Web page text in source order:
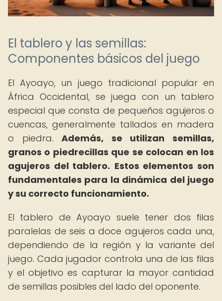
El tablero y las semillas:
Componentes básicos del juego
El Ayoayo, un juego tradicional popular en
África Occidental, se juega con un tablero
especial que consta de pequeños agujeros o
cuencas, generalmente tallados en madera
o piedra.Además, se utilizan semillas,
granos o piedrecillas que se colocan en los
agujeros del tablero. Estos elementos son
fundamentales para la dinámica del juego
y su correcto funcionamiento.
El tablero de Ayoayo suele tener dos filas
paralelas de seis a doce agujeros cada una,
dependiendo de la región y la variante del
juego. Cada jugador controla una de las filas
y el objetivo es capturar la mayor cantidad
de semillas posibles del lado del oponente.